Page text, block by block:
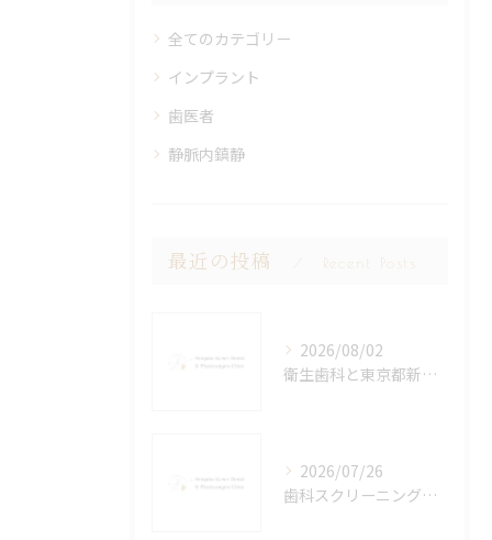
全てのカテゴリー
インプラント
歯医者
静脈内鎮静
最近の投稿 Recent Posts
2026/08/02
衛生歯科と東京都新宿区武蔵野市で信頼できる歯科医院の選び方徹底ガイド
2026/07/26
歯科スクリーニングの仕組みと費用目安早分かり自分に必要な検査を見極めるポイント